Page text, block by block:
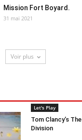
Mission Fort Boyard.
31 mai 2021
Voir plus
Let's Play
Tom Clancy’s The
Division